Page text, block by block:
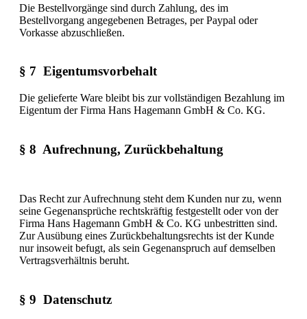
Die Bestellvorgänge sind durch Zahlung, des im
Bestellvorgang angegebenen Betrages, per Paypal oder
Vorkasse abzuschließen.
§ 7 Eigentumsvorbehalt
Die gelieferte Ware bleibt bis zur vollständigen Bezahlung im
Eigentum der Firma Hans Hagemann GmbH & Co. KG.
§ 8 Aufrechnung, Zurückbehaltung
Das Recht zur Aufrechnung steht dem Kunden nur zu, wenn
seine Gegenansprüche rechtskräftig festgestellt oder von der
Firma Hans Hagemann GmbH & Co. KG unbestritten sind.
Zur Ausübung eines Zurückbehaltungsrechts ist der Kunde
nur insoweit befugt, als sein Gegenanspruch auf demselben
Vertragsverhältnis beruht.
§ 9 Datenschutz